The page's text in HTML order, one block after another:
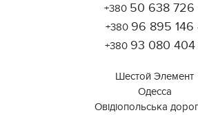
Работает на
Для корректной работы Raster JS API нужен
+380 50 638 726
+380 96 895 146
+380 93 080 404
Шестой Элемент
Одесса
Овідіопольська